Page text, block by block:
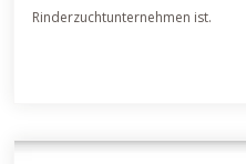
Rinderzuchtunternehmen ist.